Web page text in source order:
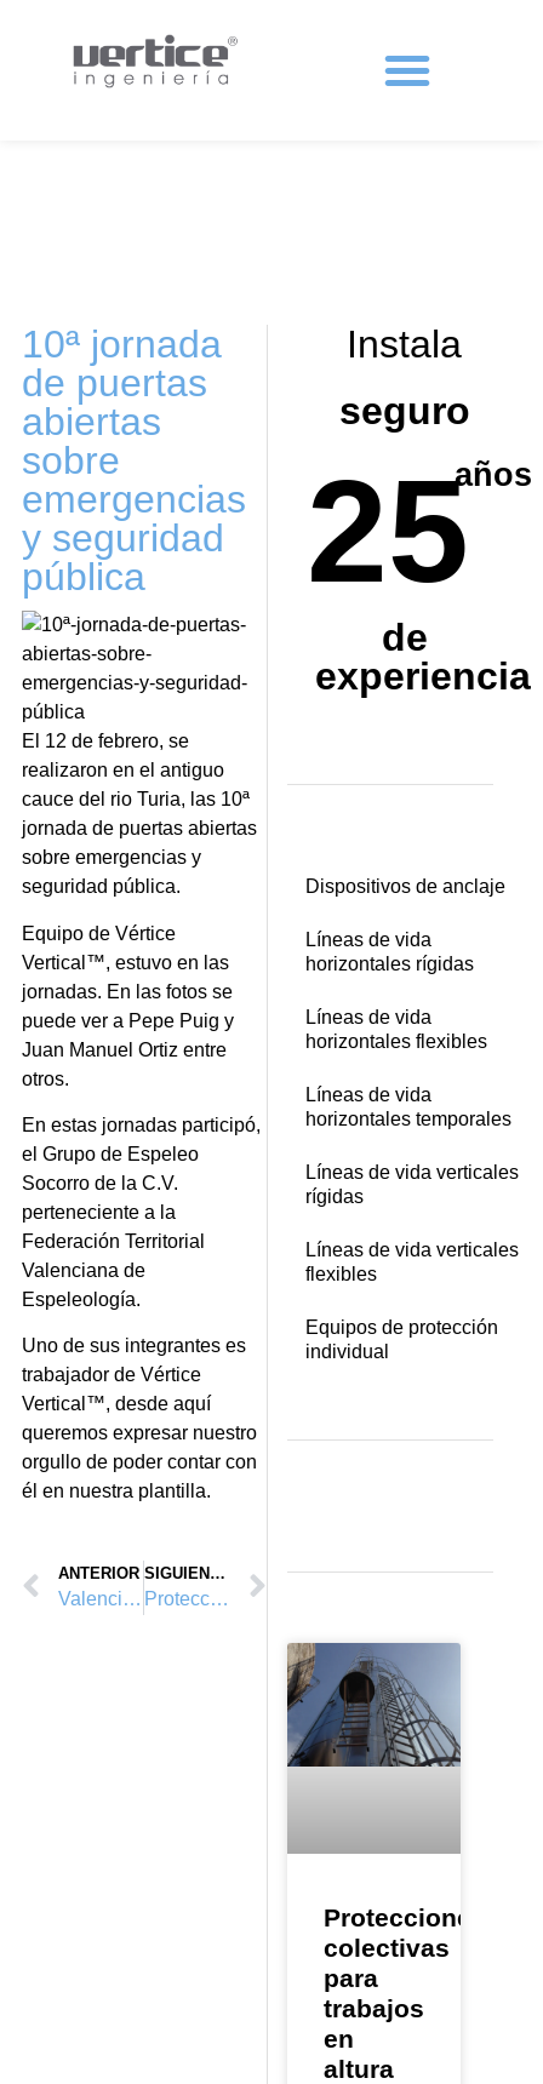
10ª jornada
de puertas
abiertas
sobre
emergencias
y seguridad
pública
El 12 de febrero, se
realizaron en el antiguo
cauce del rio Turia, las 10ª
jornada de puertas abiertas
sobre emergencias y
seguridad pública.
Equipo de Vértice
Vertical™, estuvo en las
jornadas. En las fotos se
puede ver a Pepe Puig y
Juan Manuel Ortiz entre
otros.
En estas jornadas participó,
el Grupo de Espeleo
Socorro de la C.V.
perteneciente a la
Federación Territorial
Valenciana de
Espeleología.
Uno de sus integrantes es
trabajador de Vértice
Vertical™, desde aquí
queremos expresar nuestro
orgullo de poder contar con
él en nuestra plantilla.
ANTERIOR
Valencia Fashion Week 2011 (VFW) y Vértice Vertical™
SIGUIENTE
Protecciones colectivas, seguridad en obra, Terminal 2, Aeropuerto de Valencia
Instala
seguro
25años
de
experiencia
Dispositivos de anclaje
Líneas de vida
horizontales rígidas
Líneas de vida
horizontales flexibles
Líneas de vida
horizontales temporales
Líneas de vida verticales
rígidas
Líneas de vida verticales
flexibles
Equipos de protección
individual
Protecciones
colectivas
para
trabajos
en
altura